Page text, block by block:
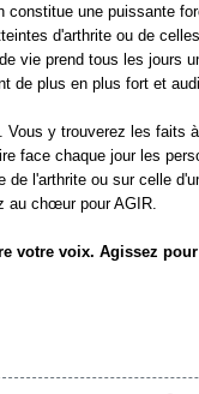
une puissante
d'arthrite ou de
vie prend tous les jours
de plus en plus fort et
y trouverez les faits
face chaque jour les
l'arthrite ou sur celle
au chœur pour AGIR.
votre voix. Agissez